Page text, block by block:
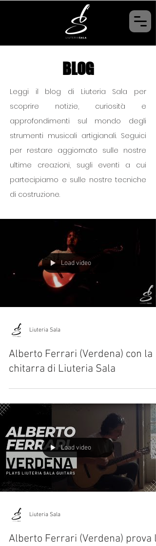
BLOG
Leggi il blog di Liuteria Sala per
scoprire notizie, curiosità e
approfondimenti sul mondo degli
strumenti musicali artigianali. Seguici
per restare aggiornato sulle nostre
ultime creazioni, sugli eventi a cui
partecipiamo e sulle nostre tecniche
di costruzione.
Load video
Liuteria Sala
Alberto Ferrari (Verdena) con la
chitarra di Liuteria Sala
Load video
Liuteria Sala
Alberto Ferrari (Verdena) prova le